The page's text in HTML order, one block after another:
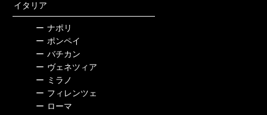
イタリア
ー ナポリ
ー ポンペイ
ー バチカン
ー ヴェネツィア
ー ミラノ
ー フィレンツェ
ー ローマ